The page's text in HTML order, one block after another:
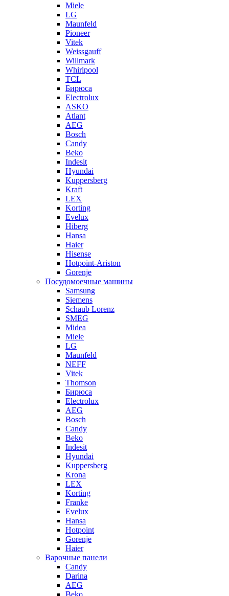
Miele
LG
Maunfeld
Pioneer
Vitek
Weissgauff
Willmark
Whirlpool
TCL
Бирюса
Electrolux
ASKO
Atlant
AEG
Bosch
Candy
Beko
Indesit
Hyundai
Kuppersberg
Kraft
LEX
Korting
Evelux
Hiberg
Hansa
Haier
Hisense
Hotpoint-Ariston
Gorenje
Посудомоечные машины
Samsung
Siemens
Schaub Lorenz
SMEG
Midea
Miele
LG
Maunfeld
NEFF
Vitek
Thomson
Бирюса
Electrolux
AEG
Bosch
Candy
Beko
Indesit
Hyundai
Kuppersberg
Krona
LEX
Korting
Franke
Evelux
Hansa
Hotpoint
Gorenje
Haier
Варочные панели
Candy
Darina
AEG